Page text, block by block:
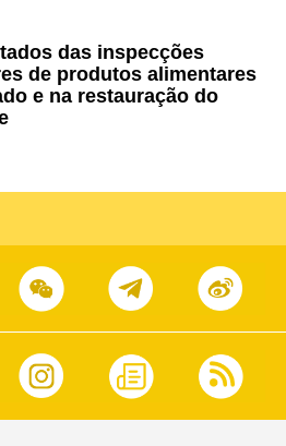
das inspecções
de produtos alimentares
e na restauração do